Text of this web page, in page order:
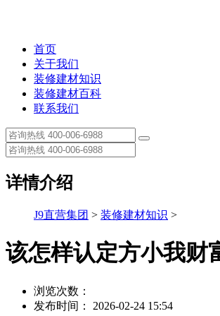
首页
关于我们
装修建材知识
装修建材百科
联系我们
详情介绍
J9直营集团 > 装修建材知识 >
该怎样认定方小我财
浏览次数：
发布时间： 2026-02-24 15:54